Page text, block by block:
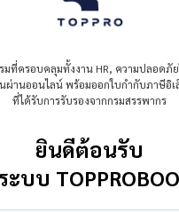
ที่ครอบคลุมทั้งงาน HR, ความปลอดภัย
นผ่านออนไลน์ พร้อมออกใบกำกับภาษีอิ
ที่ได้รับการรับรองจากกรมสรรพากร
ยินดีต้อนรับ
ะบบ